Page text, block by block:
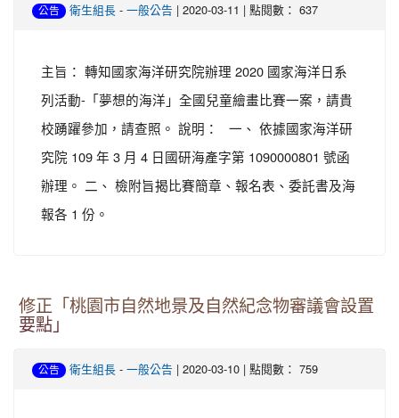
公告 衛生組長 - 一般公告 | 2020-03-11 | 點閱數： 637
主旨： 轉知國家海洋研究院辦理 2020 國家海洋日系
列活動-「夢想的海洋」全國兒童繪畫比賽一案，請貴
校踴躍參加，請查照。 說明： 一、 依據國家海洋研
究院 109 年 3 月 4 日國研海產字第 1090000801 號函
辦理。 二、 檢附旨揭比賽簡章、報名表、委託書及海
報各 1 份。
修正「桃園市自然地景及自然紀念物審議會設置
要點」
公告 衛生組長 - 一般公告 | 2020-03-10 | 點閱數： 759